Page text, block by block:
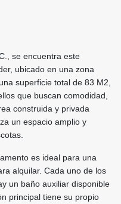
se encuentra este
ubicado en una zona
superficie total de 83 M2,
que buscan comodidad,
construida y privada
un espacio amplio y
es ideal para una
alquilar. Cada uno de los
un baño auxiliar disponible
principal tiene su propio